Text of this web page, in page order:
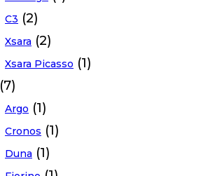
C3 (2)
Xsara (2)
Xsara Picasso (1)
(7)
Argo (1)
Cronos (1)
Duna (1)